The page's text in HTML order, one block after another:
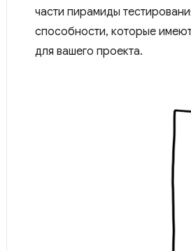
части пирамиды
способности, которые
для вашего проекта.